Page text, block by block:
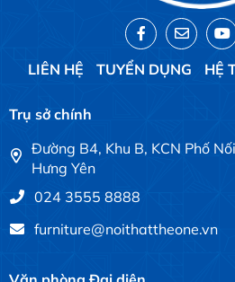
LIÊN HỆ TUYỂN DỤNG HỆ
Trụ sở chính
Đường B4, Khu B, KCN Phố
Hưng Yên
024 3555 8888
furniture@noithattheone.vn